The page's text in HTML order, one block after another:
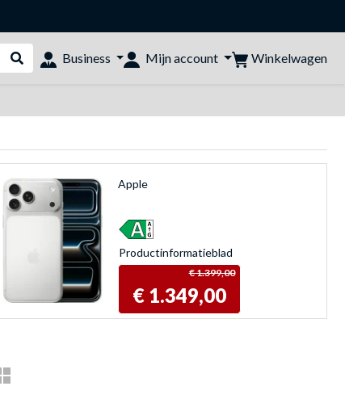
Webshop doorzoeken
Business Mijn account Winkelwagen
Apple
Product­informatieblad
€ 1.399,00
€ 1.349,00